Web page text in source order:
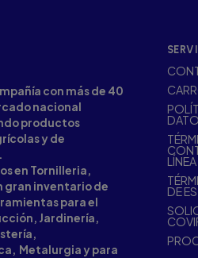
con más de 40
nacional
productos
y de
en Tornilleria,
gran inventario de
para el
Jardinería,
Metalurgia y para
LÍNEA
DE